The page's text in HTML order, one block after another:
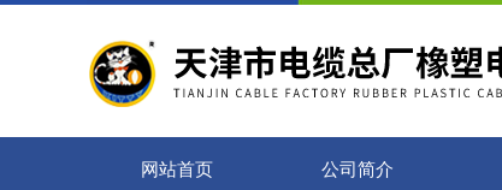
网站首页 公司简介